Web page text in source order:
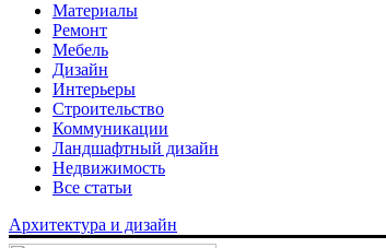
Материалы
Ремонт
Мебель
Дизайн
Интерьеры
Строительство
Коммуникации
Ландшафтный дизайн
Недвижимость
Все статьи
Архитектура и дизайн